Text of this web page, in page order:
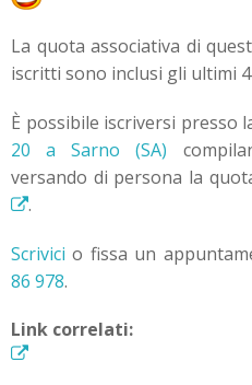
La quota associativa di
iscritti sono inclusi gli ultimi 4
È possibile iscriversi presso
20 a Sarno (SA)
versando di persona la
.
Scrivici o fissa un
86 978.
Link correlati: